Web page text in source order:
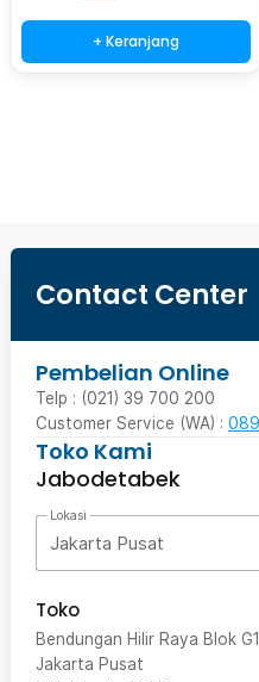
+ Keranjang
Contact Center
Pembelian Online
Telp : (021) 39 700 200
Customer Service (WA) :
Toko Kami
Jabodetabek
Lokasi
Jakarta Pusat
Toko
Bendungan Hilir Raya Blok
Jakarta Pusat